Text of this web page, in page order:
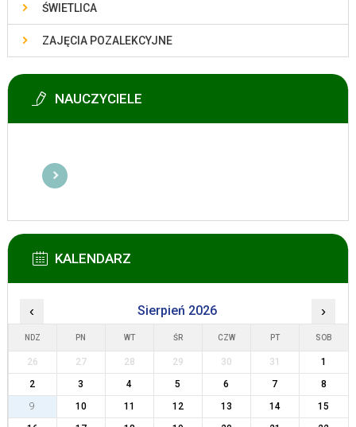
ŚWIETLICA
ZAJĘCIA POZALEKCYJNE
NAUCZYCIELE
KALENDARZ
‹ Sierpień 2026 ›
NDZ PN WT ŚR CZW PT SOB
26 27 28 29 30 31
1
2
3 4 5 6 7
8
9
10 11 12 13 14
15